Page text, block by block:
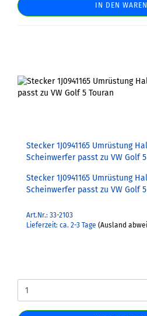
IN DEN
Stecker 1J0941165 Umrüstung
Scheinwerfer passt zu VW Golf
Stecker 1J0941165 Umrüstung
Scheinwerfer passt zu VW Golf
Art.Nr.: 33-2103
Lieferzeit: ca. 2-3 Tage (Ausland